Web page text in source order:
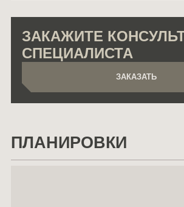
ЗАКАЖИТЕ
СПЕЦИАЛИСТА
ЗАКАЗАТЬ
ЗАКАЗАТЬ
ПЛАНИРОВКИ